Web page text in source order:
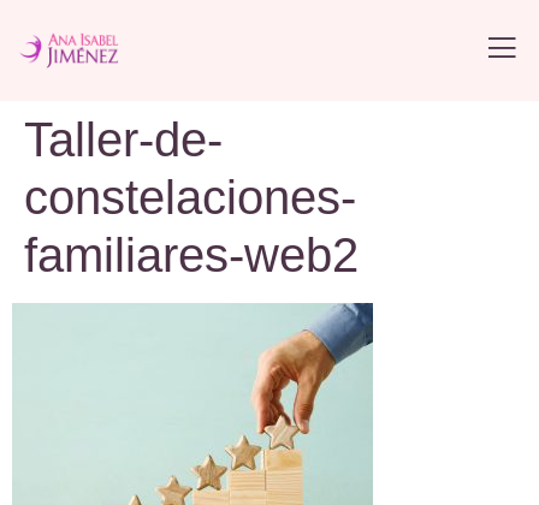
Taller-de-
constelaciones-
familiares-web2